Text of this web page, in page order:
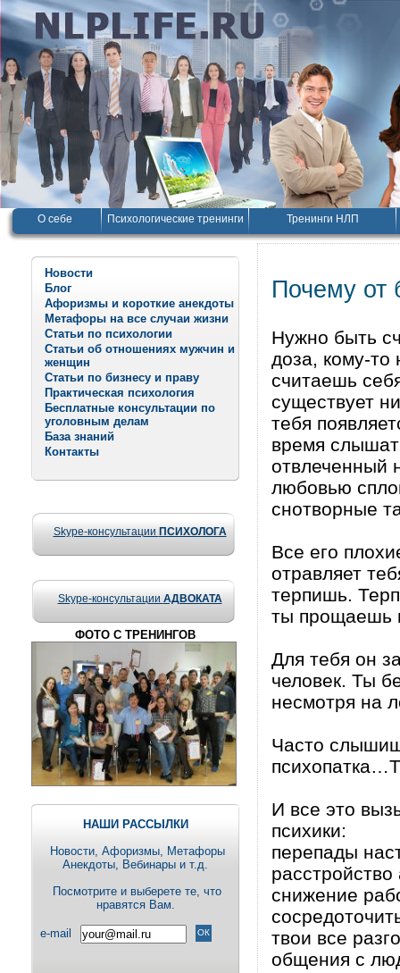
О себе Психологические тренинги Тренинги НЛП
Новости
Блог
Афоризмы и короткие анекдоты
Метафоры на все случаи жизни
Статьи по психологии
Статьи об отношениях мужчин и
женщин
Статьи по бизнесу и праву
Практическая психология
Бесплатные консультации по
уголовным делам
База знаний
Контакты
Skype-консультации ПСИХОЛОГА
Skype-консультации АДВОКАТА
ФОТО С ТРЕНИНГОВ
НАШИ РАССЫЛКИ
Новости, Aфоризмы, Метафоры
Анекдоты, Вебинары и т.д.
Посмотрите и выберете те, что
нравятся Вам.
e-mail
Почему от
Нужно быть
доза, кому-то
считаешь
существует
тебя
время
отвлеченный
любовью
снотворные
Все его
отравляет
терпишь.
ты прощаешь
Для тебя он
человек. Ты
несмотря на
Часто
И все это
психики:
перепады
расстройство
снижение
твои все
общения с